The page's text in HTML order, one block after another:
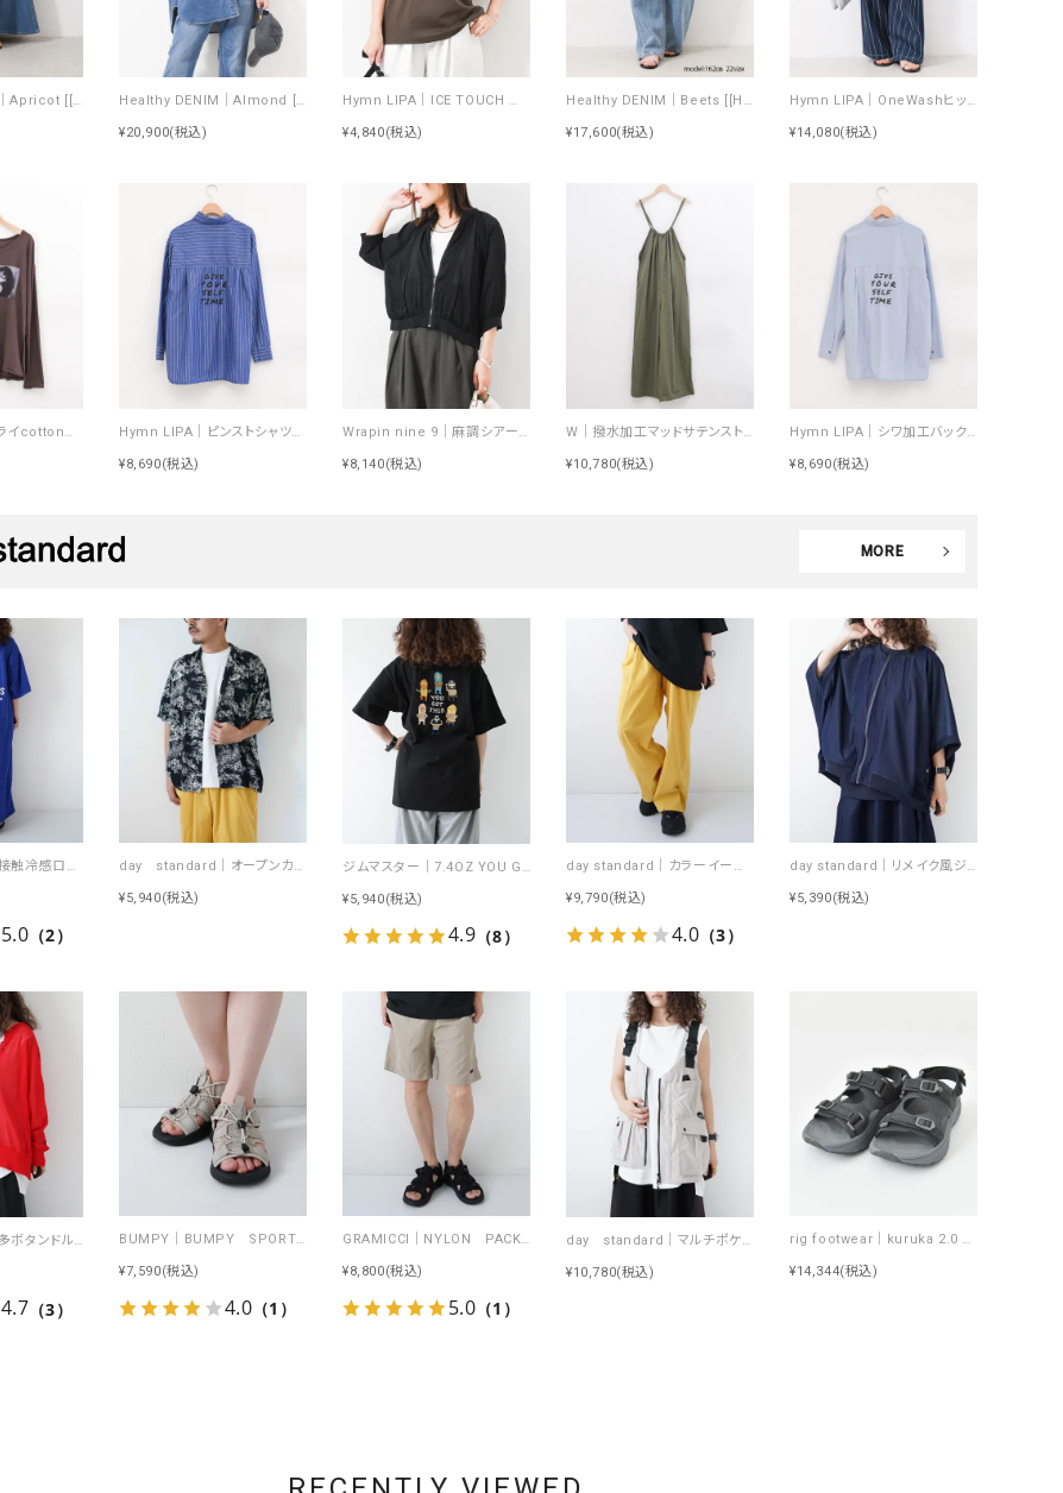
Healthy DENIM｜Apricot [[H68205003 Apricot]][F] Healthy DENIM｜Almond [[H68967803 Almond]][F]
¥20,900(税込)
Hymn LIPA｜ICE TOUCH 刺繍ロゴT [[WTS7203]][F]
¥4,840(税込)
Healthy DENIM｜Beets [[H98333703 Beets]][F]
¥17,600(税込)
Hymn LIPA｜OneWashヒッコリータックカーブパンツ [[IZK26055-1]][F]
¥14,080(税込)
Hymn LIPA｜ドライcottonフォトCS [[IZK26053-widephoto]][F] Hymn LIPA｜ピンストシャツバックロゴ入り [[IZK26050-stripe]][F]
¥8,690(税込)
Wrapin nine 9｜麻調シアーニット切替ラグランブルゾン [[262WB0820]][F]
¥8,140(税込)
W｜撥水加工マッドサテンストレッチサロペ [[IZK26068]][F]
¥10,780(税込)
Hymn LIPA｜シワ加工バックロゴシャツ [[IZK26050]][F]
¥8,690(税込)
MORE
day standard｜接触冷感ロゴワンピース [[J262125-28]][D]
5.0（2）
day standard｜オープンカラーアロハシャツ [[d-c-028]][D]
¥5,940(税込)
ジムマスター｜7.4OZ YOU GOT THIS 刺繍Tee [[G721707]][D]
¥5,940(税込)
4.9（8）
day standard｜カラーイージーパンツ [[day-019-26SS]][D]
¥9,790(税込)
4.0（3）
day standard｜リメイク風ジップカーデ [[J262003-28]][D]
¥5,390(税込)
day standard｜多ボタンドルマンカーデ [[P262017-28]][D]
4.7（3）
BUMPY｜BUMPY SPORTS [[BUMPY SPORTS]][D]
¥7,590(税込)
4.0（1）
GRAMICCI｜NYLON PACKABLE G-SHORT [[G6SM-P082]][D]
¥8,800(税込)
5.0（1）
day standard｜マルチポケット・ツールオーバーベスト [[d-c-034]][D]
¥10,780(税込)
rig footwear｜kuruka 2.0 サンダル CC [[RG0031CC]][D]
¥14,344(税込)